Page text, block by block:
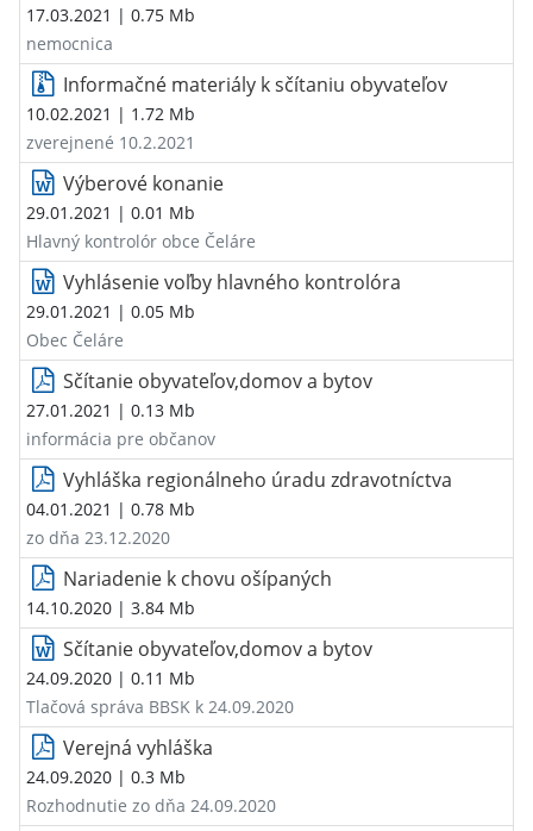
17.03.2021 | 0.75 Mb
nemocnica
Informačné materiály k sčítaniu obyvateľov
10.02.2021 | 1.72 Mb
zverejnené 10.2.2021
Výberové konanie
29.01.2021 | 0.01 Mb
Hlavný kontrolór obce Čeláre
Vyhlásenie voľby hlavného kontrolóra
29.01.2021 | 0.05 Mb
Obec Čeláre
Sčítanie obyvateľov,domov a bytov
27.01.2021 | 0.13 Mb
informácia pre občanov
Vyhláška regionálneho úradu zdravotníctva
04.01.2021 | 0.78 Mb
zo dňa 23.12.2020
Nariadenie k chovu ošípaných
14.10.2020 | 3.84 Mb
Sčítanie obyvateľov,domov a bytov
24.09.2020 | 0.11 Mb
Tlačová správa BBSK k 24.09.2020
Verejná vyhláška
24.09.2020 | 0.3 Mb
Rozhodnutie zo dňa 24.09.2020